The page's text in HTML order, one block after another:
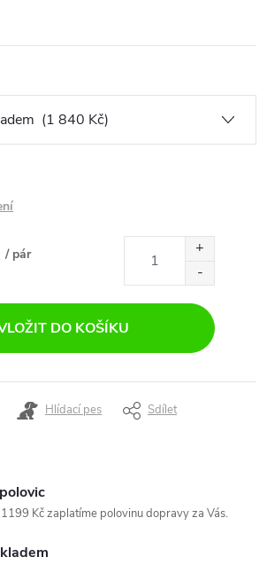
/ pár
DO KOŠÍKU
Hlídací pes Sdílet
Kč zaplatíme polovinu dopravy za Vás.